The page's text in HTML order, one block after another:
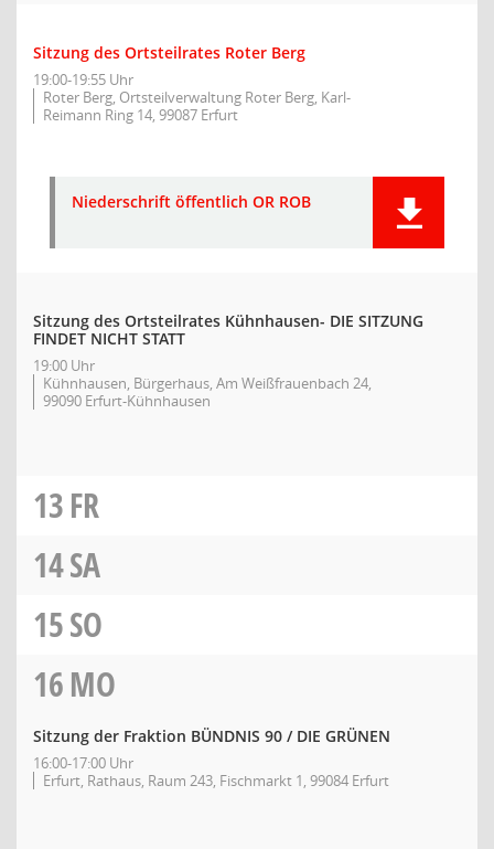
Sitzung des Ortsteilrates Roter Berg
19:00-19:55 Uhr
Roter Berg, Ortsteilverwaltung Roter Berg, Karl-
Reimann Ring 14, 99087 Erfurt
Niederschrift öffentlich OR ROB
Sitzung des Ortsteilrates Kühnhausen- DIE SITZUNG
FINDET NICHT STATT
19:00 Uhr
Kühnhausen, Bürgerhaus, Am Weißfrauenbach 24,
99090 Erfurt-Kühnhausen
13FR
14SA
15SO
16MO
Sitzung der Fraktion BÜNDNIS 90 / DIE GRÜNEN
16:00-17:00 Uhr
Erfurt, Rathaus, Raum 243, Fischmarkt 1, 99084 Erfurt